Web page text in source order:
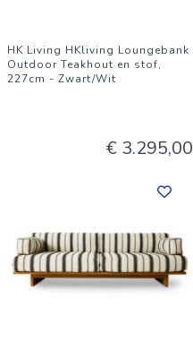
HK Living HKliving Loungebank
Outdoor Teakhout en stof,
227cm - Zwart/Wit
€ 3.295,00